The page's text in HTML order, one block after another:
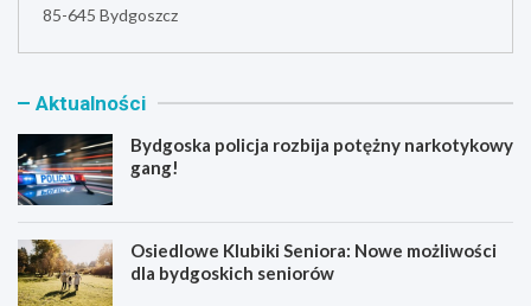
85-645 Bydgoszcz
Aktualności
Bydgoska policja rozbija potężny narkotykowy
gang!
Osiedlowe Klubiki Seniora: Nowe możliwości
dla bydgoskich seniorów